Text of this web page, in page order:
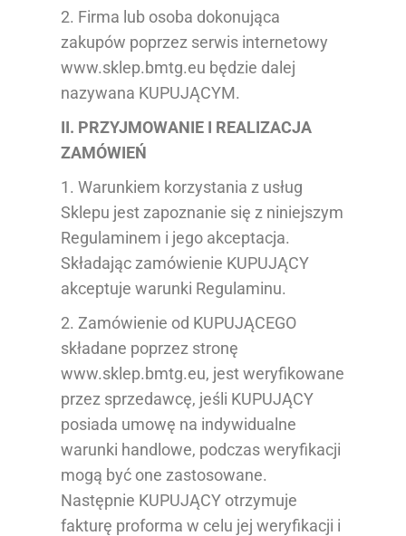
2. Firma lub osoba dokonująca
zakupów poprzez serwis internetowy
www.sklep.bmtg.eu będzie dalej
nazywana KUPUJĄCYM.
II. PRZYJMOWANIE I REALIZACJA
ZAMÓWIEŃ
1. Warunkiem korzystania z usług
Sklepu jest zapoznanie się z niniejszym
Regulaminem i jego akceptacja.
Składając zamówienie KUPUJĄCY
akceptuje warunki Regulaminu.
2. Zamówienie od KUPUJĄCEGO
składane poprzez stronę
www.sklep.bmtg.eu, jest weryfikowane
przez sprzedawcę, jeśli KUPUJĄCY
posiada umowę na indywidualne
warunki handlowe, podczas weryfikacji
mogą być one zastosowane.
Następnie KUPUJĄCY otrzymuje
fakturę proforma w celu jej weryfikacji i